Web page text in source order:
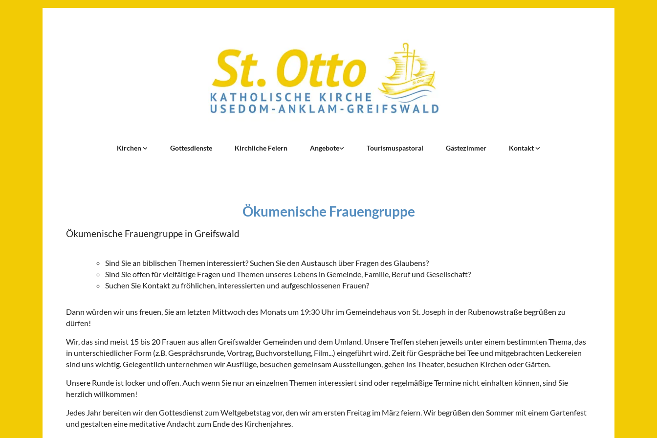
Kirchen Gottesdienste Kirchliche Feiern Angebote Tourismuspastoral Gästezimmer Kontakt
Ökumenische Frauengruppe
Ökumenische Frauengruppe in Greifswald
Sind Sie an biblischen Themen interessiert? Suchen Sie den Austausch über Fragen des Glaubens?
Sind Sie offen für vielfältige Fragen und Themen unseres Lebens in Gemeinde, Familie, Beruf und Gesellschaft?
Suchen Sie Kontakt zu fröhlichen, interessierten und aufgeschlossenen Frauen?
Dann würden wir uns freuen, Sie am letzten Mittwoch des Monats um 19:30 Uhr im Gemeindehaus von St. Joseph in der Rubenowstraße begrüßen zu
dürfen!
Wir, das sind meist 15 bis 20 Frauen aus allen Greifswalder Gemeinden und dem Umland. Unsere Treffen stehen jeweils unter einem bestimmten Thema, das
in unterschiedlicher Form (z.B. Gesprächsrunde, Vortrag, Buchvorstellung, Film...) eingeführt wird. Zeit für Gespräche bei Tee und mitgebrachten Leckereien
sind uns wichtig. Gelegentlich unternehmen wir Ausflüge, besuchen gemeinsam Ausstellungen, gehen ins Theater, besuchen Kirchen oder Gärten.
Unsere Runde ist locker und offen. Auch wenn Sie nur an einzelnen Themen interessiert sind oder regelmäßige Termine nicht einhalten können, sind Sie
herzlich willkommen!
Jedes Jahr bereiten wir den Gottesdienst zum Weltgebetstag vor, den wir am ersten Freitag im März feiern. Wir begrüßen den Sommer mit einem Gartenfest
und gestalten eine meditative Andacht zum Ende des Kirchenjahres.